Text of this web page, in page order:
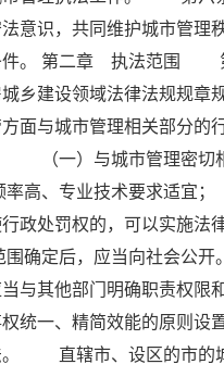
法意识，共同维护城市
件。 第二章 执法范围
乡建设领域法律法规规章
方面与城市管理相关部
（一）与城市管理密
率高、专业技术要求
政处罚权的，可以实施法
确定后，应当向社会公
当与其他部门明确职责
权统一、精简效能的原
。 直辖市、设区的市的